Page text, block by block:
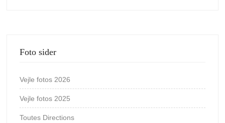
Foto sider
Vejle fotos 2026
Vejle fotos 2025
Toutes Directions